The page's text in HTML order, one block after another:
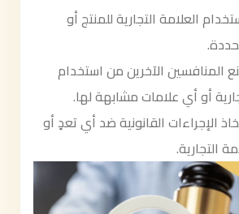
العلامة التجارية للمنتج أو
المنافسين الآخرين من استخدام
أو أي علامات مشابهة لها.
الإجراءات القانونية ضد أي تعدٍ أو
التجارية.